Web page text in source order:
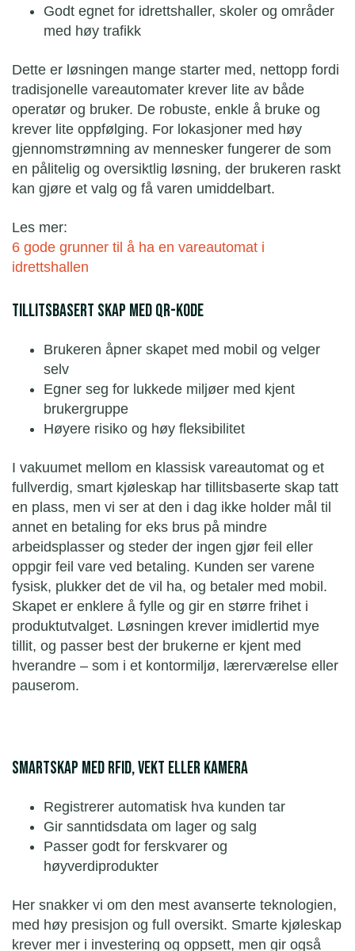
Godt egnet for idrettshaller, skoler og områder
med høy trafikk
Dette er løsningen mange starter med, nettopp fordi
tradisjonelle vareautomater krever lite av både
operatør og bruker. De robuste, enkle å bruke og
krever lite oppfølging. For lokasjoner med høy
gjennomstrømning av mennesker fungerer de som
en pålitelig og oversiktlig løsning, der brukeren raskt
kan gjøre et valg og få varen umiddelbart.
Les mer:
6 gode grunner til å ha en vareautomat i
idrettshallen
Tillitsbasert skap med QR-kode
Brukeren åpner skapet med mobil og velger
selv
Egner seg for lukkede miljøer med kjent
brukergruppe
Høyere risiko og høy fleksibilitet
I vakuumet mellom en klassisk vareautomat og et
fullverdig, smart kjøleskap har tillitsbaserte skap tatt
en plass, men vi ser at den i dag ikke holder mål til
annet en betaling for eks brus på mindre
arbeidsplasser og steder der ingen gjør feil eller
oppgir feil vare ved betaling. Kunden ser varene
fysisk, plukker det de vil ha, og betaler med mobil.
Skapet er enklere å fylle og gir en større frihet i
produktutvalget. Løsningen krever imidlertid mye
tillit, og passer best der brukerne er kjent med
hverandre – som i et kontormiljø, lærerværelse eller
pauserom.
Smartskap med RFID, vekt eller kamera
Registrerer automatisk hva kunden tar
Gir sanntidsdata om lager og salg
Passer godt for ferskvarer og
høyverdiprodukter
Her snakker vi om den mest avanserte teknologien,
med høy presisjon og full oversikt. Smarte kjøleskap
krever mer i investering og oppsett, men gir også